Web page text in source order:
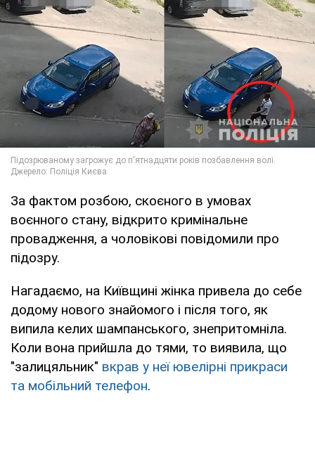
За фактом розбою, скоєного в умовах
воєнного стану, відкрито кримінальне
провадження, а чоловікові повідомили про
підозру.
Нагадаємо, на Київщині жінка привела до себе
додому нового знайомого і після того, як
випила келих шампанського, знепритомніла.
Коли вона прийшла до тями, то виявила, що
"залицяльник" вкрав у неї ювелірні прикраси
та мобільний телефон.